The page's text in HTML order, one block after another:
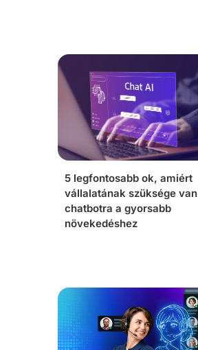
5 legfontosabb ok, amiért
vállalatának szüksége van
chatbotra a gyorsabb
növekedéshez